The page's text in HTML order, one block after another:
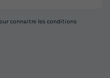
connaitre les conditions